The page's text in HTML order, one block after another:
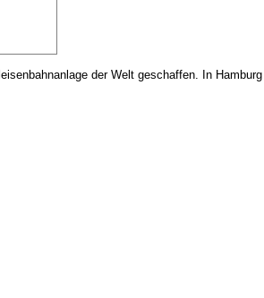
der Welt geschaffen. In